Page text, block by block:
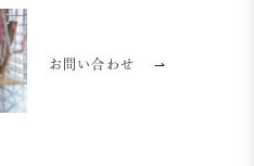
お問い合わせ ⇀